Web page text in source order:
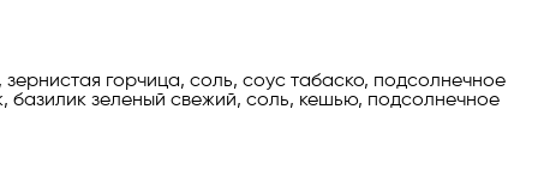
горчица, соль, соус табаско, подсолнечное
зеленый свежий, соль, кешью, подсолнечное